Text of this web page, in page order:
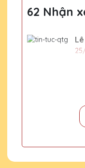
62 Nhận
Dương
Quà Tặng